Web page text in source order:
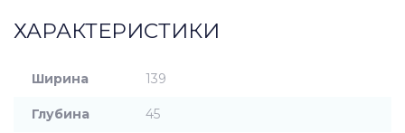
ХАРАКТЕРИСТИКИ
Ширина 139
Глубина 45